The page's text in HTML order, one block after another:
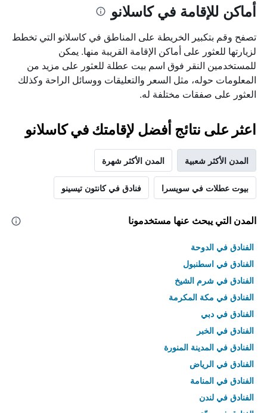
أماكن للإقامة في كاسلانو
تصفح وقم بتكبير الخريطة على المناطق في كاسلانو التي تخطط
لزيارتها للعثور على أماكن الإقامة القريبة منها. يمكن
للمستخدمين النقر فوق اسم بيت عطلة للعثور على مزيد من
المعلومات حوله، مثل السعر والتعليقات ووسائل الراحة وكذلك
العثور على صفقات مختلفة له.
اعثر على نتائج أفضل لإقامتك في كاسلانو
المدن الأكثر شعبية المدن الأكثر شهرة
بيوت عطلات في سويسرا فنادق في كانتون تيسينو
المدن التي يبحث عنها مستخدمونا
الفنادق في الدوحة
الفنادق في اسطنبول
الفنادق في شرم الشيخ
الفنادق في مكة المكرمة
الفنادق في دبي
الفنادق في الخبر
الفنادق في المدينة المنورة
الفنادق في الرياض
الفنادق في المنامة
الفنادق في لندن